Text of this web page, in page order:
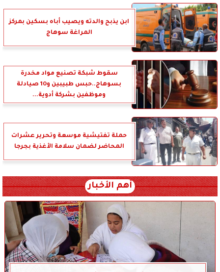
ابن يذبح والدته ويصيب أباه بسكين بمركز
المراغة سوهاج
سقوط شبكة تصنيع مواد مخدرة
بسوهاج..حبس طبيبين و10 صيادلة
وموظفين بشركة أدوية...
حملة تفتيشية موسعة وتحرير عشرات
المحاضر لضمان سلامة الأغذية بجرجا
أهم الأخبار